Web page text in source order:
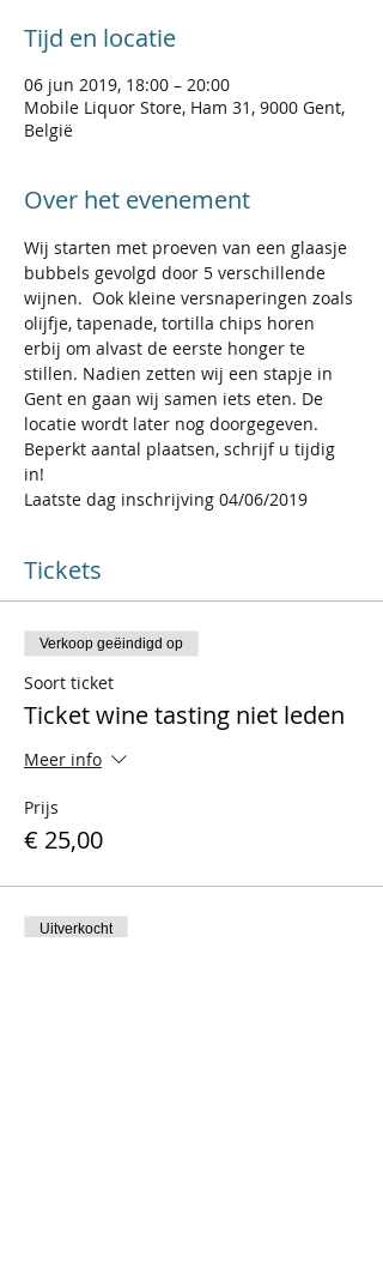
Tijd en locatie
06 jun 2019, 18:00 – 20:00
Mobile Liquor Store, Ham 31, 9000 Gent,
België
Over het evenement
Wij starten met proeven van een glaasje
bubbels gevolgd door 5 verschillende
wijnen.  Ook kleine versnaperingen zoals
olijfje, tapenade, tortilla chips horen
erbij om alvast de eerste honger te
stillen. Nadien zetten wij een stapje in
Gent en gaan wij samen iets eten. De
Beperkt aantal plaatsen, schrijf u tijdig
Tickets
Verkoop geëindigd op
Soort ticket
Ticket wine tasting niet leden
Meer info
Prijs
€ 25,00
Uitverkocht